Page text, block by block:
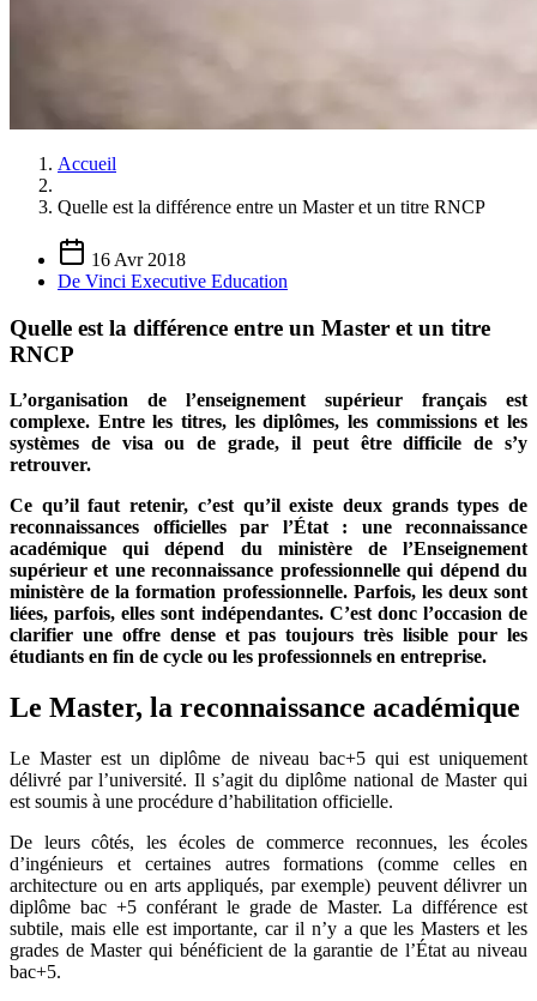
Accueil
Quelle est la différence entre un Master et un titre RNCP
16 Avr 2018
De Vinci Executive Education
Quelle est la différence entre un Master et un titre
RNCP
L’organisation de l’enseignement supérieur français est
complexe. Entre les titres, les diplômes, les commissions et les
systèmes de visa ou de grade, il peut être difficile de s’y
retrouver.
Ce qu’il faut retenir, c’est qu’il existe deux grands types de
reconnaissances officielles par l’État : une reconnaissance
académique qui dépend du ministère de l’Enseignement
supérieur et une reconnaissance professionnelle qui dépend du
ministère de la formation professionnelle. Parfois, les deux sont
liées, parfois, elles sont indépendantes. C’est donc l’occasion de
clarifier une offre dense et pas toujours très lisible pour les
étudiants en fin de cycle ou les professionnels en entreprise.
Le Master, la reconnaissance académique
Le Master est un diplôme de niveau bac+5 qui est uniquement
délivré par l’université. Il s’agit du diplôme national de Master qui
est soumis à une procédure d’habilitation officielle.
De leurs côtés, les écoles de commerce reconnues, les écoles
d’ingénieurs et certaines autres formations (comme celles en
architecture ou en arts appliqués, par exemple) peuvent délivrer un
diplôme bac +5 conférant le grade de Master. La différence est
subtile, mais elle est importante, car il n’y a que les Masters et les
grades de Master qui bénéficient de la garantie de l’État au niveau
bac+5.